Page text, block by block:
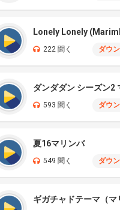
Lonely Lonely
222 聞く ダウ
593 聞く ダウ
夏16マリンバ
549 聞く ダウ